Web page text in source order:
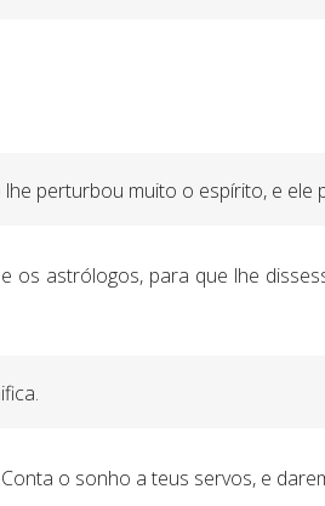
perturbou muito o espírito, e ele
os astrólogos, para que lhe
o sonho a teus servos, e